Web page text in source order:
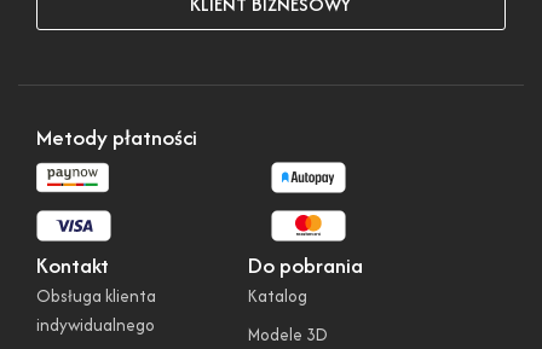
Kontakt
Obsługa klienta
indywidualnego
Do pobrania
Katalog
Modele 3D
Metody płatności